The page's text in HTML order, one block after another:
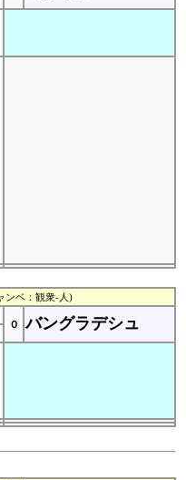
ンベ：観衆-人)
０
バングラデシュ